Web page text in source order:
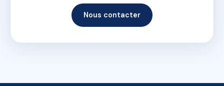
Nous contacter